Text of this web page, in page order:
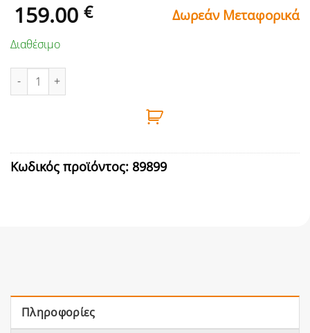
Δωρεάν Μεταφορικά
159.00 €
Διαθέσιμο
ΜΠΡΑΤΣΟ ΜΗΧΑΝΙΣΜΟΥ ΑΝΟΙΓΟΜΕΝΗΣ GR400 ΑΡΙΣΤΕΡΟ
Κωδικός προϊόντος: 89899
Πληροφορίες